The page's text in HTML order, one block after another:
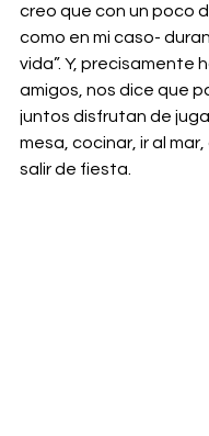
creo que con un poco
como en mi caso-
vida”. Y, precisamente
amigos, nos dice que
juntos disfrutan de
mesa, cocinar, ir al
salir de fiesta.